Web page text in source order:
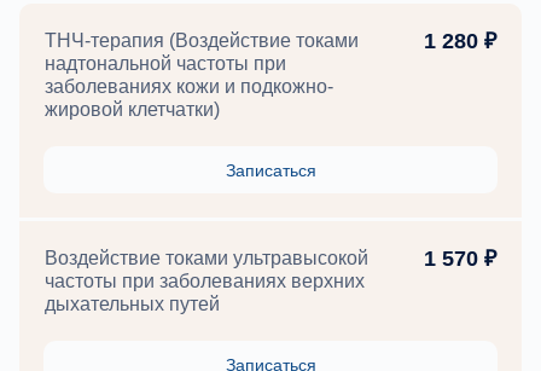
ТНЧ-терапия (Воздействие токами
надтональной частоты при
заболеваниях кожи и подкожно-
жировой клетчатки)
1 280 ₽
Записаться
Воздействие токами ультравысокой
частоты при заболеваниях верхних
дыхательных путей
1 570 ₽
Записаться